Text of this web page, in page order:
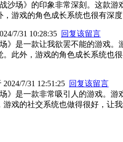
沙场》的印象非常深刻。这款
，游戏的角色成长系统也很有深
7/31 10:28:35 回复该留言
场》是一款让我欲罢不能的游戏
。此外，游戏的角色成长系统也
2024/7/31 12:51:25 回复该留言
场》是一款非常吸引人的游戏。
戏的社交系统也做得很好，让